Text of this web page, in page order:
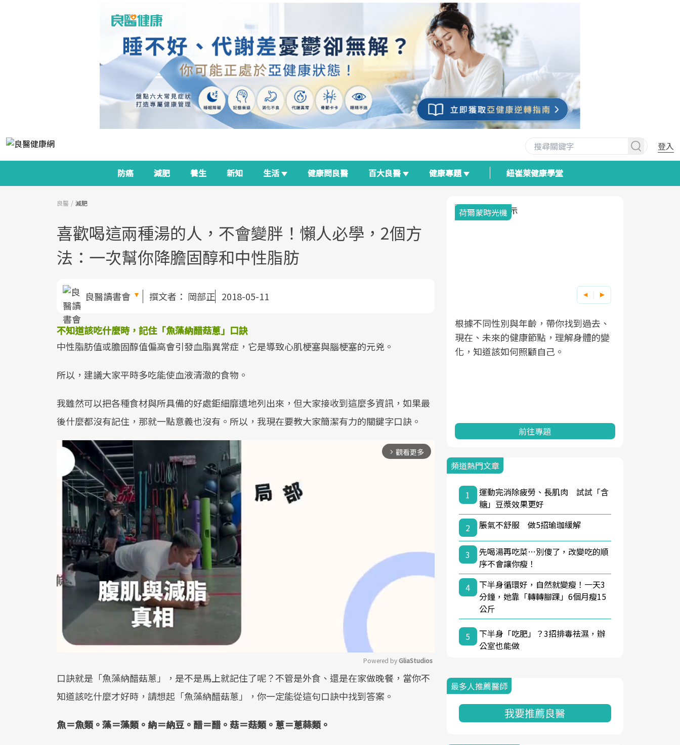
登入
防癌 減肥 養生 新知 生活 健康問良醫 百大良醫 健康專題 紐崔萊健康學堂
良醫 減肥
喜歡喝這兩種湯的人，不會變胖！懶人必學，2個方
法：一次幫你降膽固醇和中性脂肪
良醫讀書會 撰文者： 岡部正 2018-05-11
不知道該吃什麼時，記住「魚藻納醋菇蔥」口訣
中性脂肪值或膽固醇值偏高會引發血脂異常症，它是導致心肌梗塞與腦梗塞的元兇。
所以，建議大家平時多吃能使血液清澈的食物。
我雖然可以把各種食材與所具備的好處鉅細靡遺地列出來，但大家接收到這麼多資訊，如果最
後什麼都沒有記住，那就一點意義也沒有。所以，我現在要教大家簡潔有力的關鍵字口訣。
arrow_forward_ios 觀看更多
Mute
Powered by GliaStudios
口訣就是「魚藻納醋菇蔥」，是不是馬上就記住了呢？不管是外食、還是在家做晚餐，當你不
知道該吃什麼才好時，請想起「魚藻納醋菇蔥」，你一定能從這句口訣中找到答案。
魚＝魚類。藻＝藻類。納＝納豆。醋＝醋。菇＝菇類。蔥＝蔥蒜類。
政策如「健康台灣推動委員會」與「長
狀況、啟動健康管理的重要起點。
全面啟動你的健康革命！
建立對亞健康的認知，進而引導實際的
荷爾蒙時光機
根據不同性別與年齡，帶你找到過去、
現在、未來的健康節點，理解身體的變
化，知道該如何照顧自己。
前往專題
頻道熱門文章
1
運動完消除疲勞、長肌肉 試試「含
糖」豆漿效果更好
2
脹氣不舒服 做5招瑜珈緩解
3
先喝湯再吃菜…別傻了，改變吃的順
序不會讓你瘦！
4
下半身循環好，自然就變瘦！一天3
分鐘，她靠「轉轉腳踝」6個月瘦15
公斤
5
下半身「吃肥」？3招排毒祛濕，辦
公室也能做
最多人推薦醫師
我要推薦良醫